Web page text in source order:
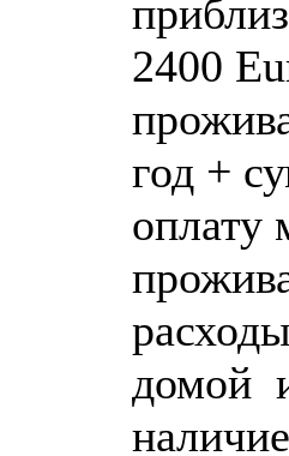
2400
год +
оплату
домой